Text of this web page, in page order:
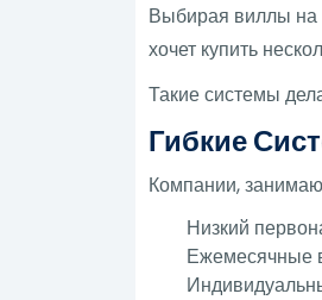
Выбирая виллы на
хочет купить
Такие системы
Гибкие
Компании,
Низкий
Ежемесячные